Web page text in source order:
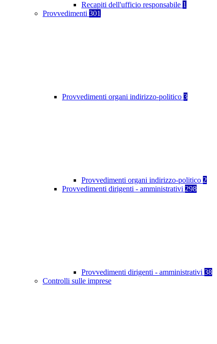
Recapiti dell'ufficio responsabile 1
Provvedimenti 301
Provvedimenti organi indirizzo-politico 3
Provvedimenti organi indirizzo-politico 2
Provvedimenti dirigenti - amministrativi 298
Provvedimenti dirigenti - amministrativi 38
Controlli sulle imprese